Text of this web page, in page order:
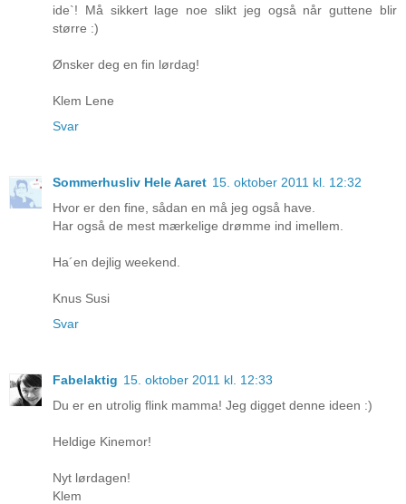
ide`! Må sikkert lage noe slikt jeg også når guttene blir
større :)
Ønsker deg en fin lørdag!
Klem Lene
Svar
Sommerhusliv Hele Aaret 15. oktober 2011 kl. 12:32
Hvor er den fine, sådan en må jeg også have.
Har også de mest mærkelige drømme ind imellem.
Ha´en dejlig weekend.
Knus Susi
Svar
Fabelaktig 15. oktober 2011 kl. 12:33
Du er en utrolig flink mamma! Jeg digget denne ideen :)
Heldige Kinemor!
Nyt lørdagen!
Klem